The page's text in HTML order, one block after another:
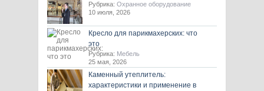
Рубрика: Охранное оборудование
10 июля, 2026
Кресло для парикмахерских: что
это
Рубрика: Мебель
25 мая, 2026
Каменный утеплитель:
характеристики и применение в